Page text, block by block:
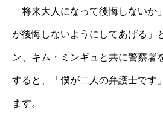
「将来大人になって後悔しないか
が後悔しないようにしてあげる」
ン、キム・ミンギュと共に警察署
すると、「僕が二人の弁護士です
ます。